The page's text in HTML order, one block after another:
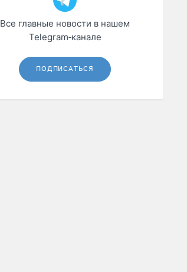
Все главные новости в нашем
Telegram‑канале
ПОДПИСАТЬСЯ